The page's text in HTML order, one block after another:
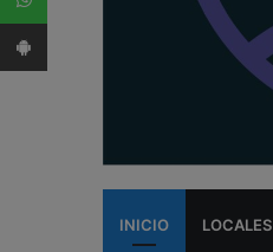
INICIO LOCALES